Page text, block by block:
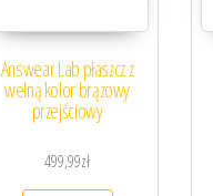
Answear Lab płaszcz z
wełną kolor brązowy
przejściowy
499,99zł